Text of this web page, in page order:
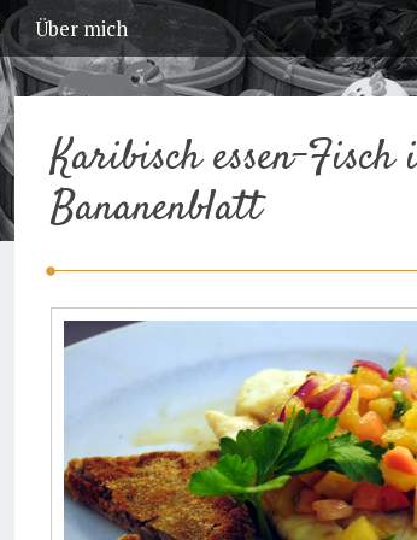
Über mich
Karibisch essen-Fisch
Bananenblatt